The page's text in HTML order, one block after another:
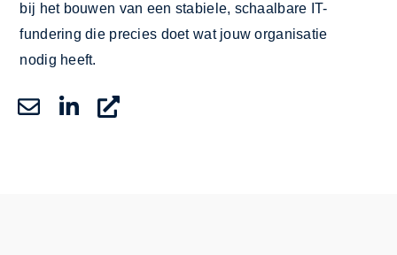
bij het bouwen van een stabiele, schaalbare IT-
fundering die precies doet wat jouw organisatie
nodig heeft.